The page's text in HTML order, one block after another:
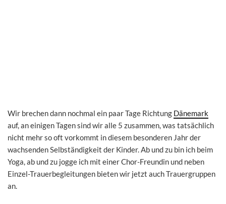
Wir brechen dann nochmal ein paar Tage Richtung Dänemark
auf, an einigen Tagen sind wir alle 5 zusammen, was tatsächlich
nicht mehr so oft vorkommt in diesem besonderen Jahr der
wachsenden Selbständigkeit der Kinder. Ab und zu bin ich beim
Yoga, ab und zu jogge ich mit einer Chor-Freundin und neben
Einzel-Trauerbegleitungen bieten wir jetzt auch Trauergruppen
an.